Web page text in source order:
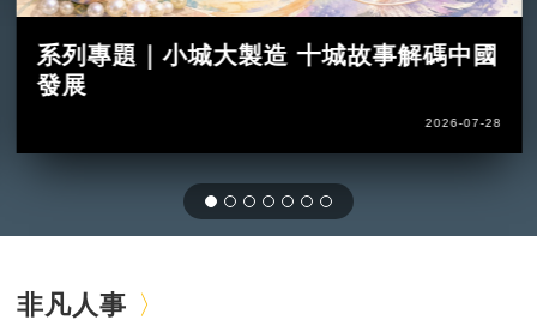
系列專題｜小城大製造 十城故事解碼中國
發展
2026-07-28
非凡人事